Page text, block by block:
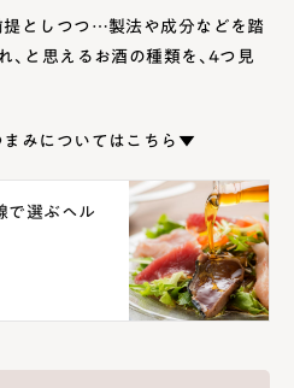
としつつ…製法や成分などを踏
、と思えるお酒の種類を、4つ見
みについてはこちら▼
で選ぶヘル